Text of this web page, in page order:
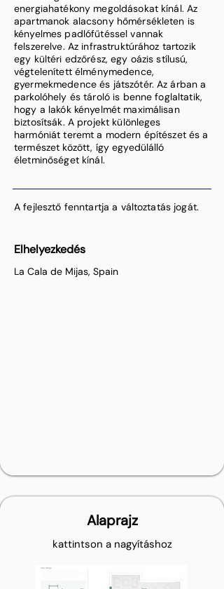
energiahatékony megoldásokat kínál. Az
apartmanok alacsony hőmérsékleten is
kényelmes padlófűtéssel vannak
felszerelve. Az infrastruktúrához tartozik
egy kültéri edzőrész, egy oázis stílusú,
végtelenített élménymedence,
gyermekmedence és játszótér. Az árban a
parkolóhely és tároló is benne foglaltatik,
hogy a lakók kényelmét maximálisan
biztosítsák. A projekt különleges
harmóniát teremt a modern építészet és a
természet között, így egyedülálló
életminőséget kínál.
A fejlesztő fenntartja a változtatás jogát.
Elhelyezkedés
La Cala de Mijas, Spain
Alaprajz
kattintson a nagyításhoz